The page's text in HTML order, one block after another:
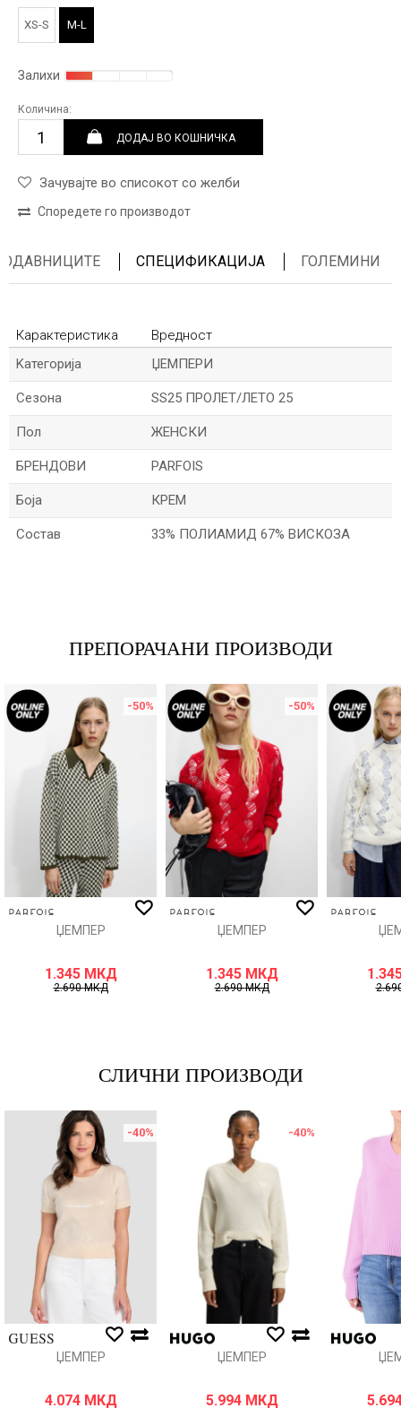
XS-S M-L
Залихи
Количина:
ДОДАЈ ВО КОШНИЧКА
Зачувајте во списокот со желби
Споредете го производот
СПЕЦИФИКАЦИЈА ГОЛЕМИНИ
Карактеристика
Вредност
Kатегорија
ЏЕМПЕРИ
Сезона SS25 ПРОЛЕТ/ЛЕТО 25
Пол ЖЕНСКИ
БРЕНДОВИ PARFOIS
Боја КРЕМ
Состав 33% ПОЛИАМИД 67% ВИСКОЗА
ИСПРАТИ
ПРЕПОРАЧАНИ ПРОИЗВОДИ
-50%
ЏЕМПЕР
1.345 МКД
2.690МКД
-50%
ЏЕМПЕР
1.345 МКД
2.690МКД
СЛИЧНИ ПРОИЗВОДИ
-40%
ЏЕМПЕР
4.074 МКД
-40%
ЏЕМПЕР
5.994 МКД